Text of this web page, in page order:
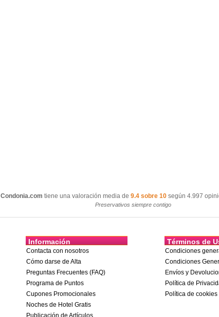
Condonia.com tiene una valoración media de 9.4 sobre 10 según 4.997
Preservativos siempre contigo
Información
Contacta con nosotros
Cómo darse de Alta
Preguntas Frecuentes (FAQ)
Programa de Puntos
Cupones Promocionales
Noches de Hotel Gratis
Publicación de Artículos
Términos de
Condiciones
Condiciones
Envíos y
Política de
Política de cookies